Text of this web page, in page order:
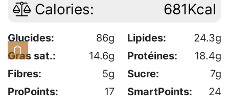
Calories: 681Kcal
Glucides: 86g Lipides:
24.3g
Gras sat.:
14.6g Protéines:
18.4g
Fibres:
5g Sucre:
7g
ProPoints:
17 SmartPoints: 24